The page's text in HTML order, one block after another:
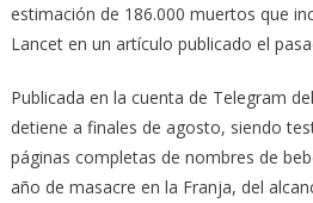
estimación de 186.000 muertos que
Lancet en un artículo publicado el
Publicada en la cuenta de Telegram
detiene a finales de agosto, siendo
páginas completas de nombres de
año de masacre en la Franja, del